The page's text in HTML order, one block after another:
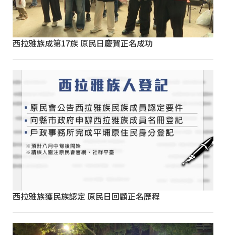
西拉雅族成第17族 原民日慶賀正名成功
西拉雅族獲民族認定 原民日回顧正名歷程